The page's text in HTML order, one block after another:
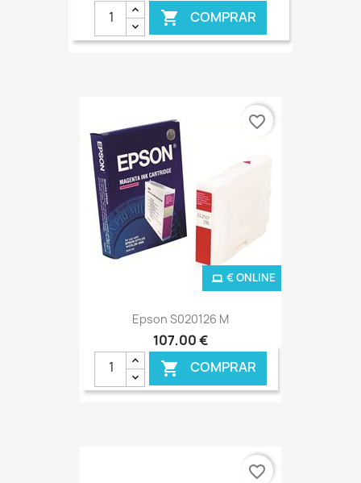
 COMPRAR
Epson S020126 M
107,00 €
 COMPRAR
€ ONLINE
favorite_border
favorite_border